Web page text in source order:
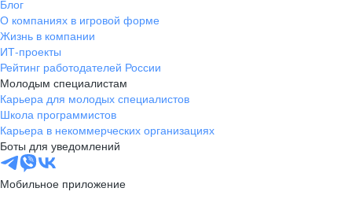
Блог
О компаниях в игровой форме
Жизнь в компании
ИТ-проекты
Рейтинг работодателей России
Молодым специалистам
Карьера для молодых специалистов
Школа программистов
Карьера в некоммерческих организациях
Боты для уведомлений
Мобильное приложение